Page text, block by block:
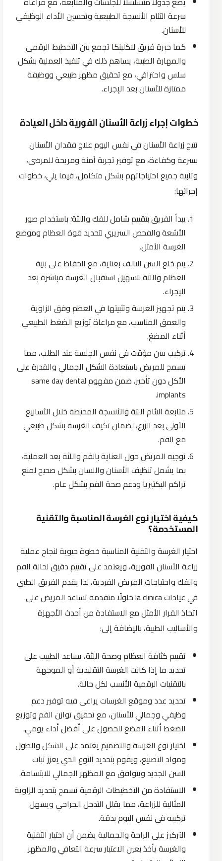
سرعة التئام الأنسجة الطبيعية وتحسين الأداء الوظيفي
للأسنان.
كما خبرة فريق لاكلينكا تجمع بين التخطيط الرقمي
والمهارة الطبية، يساهم ذلك في تنفيذ العملية بشكل
سلس واحترافي، مع تحقيق مظهر طبيعي ووظيفة
ممتازة للأسنان بعد الإجراء.
خطوات إجراء زراعة الأسنان الفورية داخل العيادة
تتيح زراعة الأسنان في نفس اليوم علاج فقدان الأسنان
بسرعة وكفاءة، مع توفير تجربة آمنة ومريحة للمرضى،
وتلبية جميع احتياجاتهم بشكل متكامل، فيما يلي، خطوات
إجرائها:
يبدأ الفريق بتقييم شامل للفك واللثة؛ باستخدام صور
الأشعة والفحص السريري لتحديد قوة العظام وموضع
الغرسة الأمثل.
يتم خلع السن التالف بعناية، مع الحفاظ على بنية
العظام واللثة لتسهيل استقبال الغرسة مباشرة بعد
الإجراء.
يتم تجهيز الغرسة وتثبيتها في العظم وفق الزاوية
والعمق المناسب، مع مراعاة توزيع الضغط الطبيعي
أثناء المضغ.
تركيب سن مؤقت في نفس الجلسة عند الطلب، مما
يسمح للمريض باستعادة الشكل الجمالي والقدرة على
الأكل دون تأخير، ضمن مفهوم same day dental
implants.
متابعة التئام اللثة والأنسجة المحيطة خلال الأسابيع
الأولى بعد الزرع، لضمان تكيف الغرسة بشكل طبيعي
مع الفم.
توجيه المريض حول العناية بالفم واللثة بعد العملية،
بما يشمل تنظيف الأسنان واللسان بشكل صحيح لمنع
تراكم البكتيريا ودعم صحة الفم بشكل عام.
كيفية اختيار نوع الغرسة المناسبة والتقنية
المستخدمة؟
اختيار الغرسة والتقنية المناسبة خطوة حيوية لنجاح عملية
زراعة الأسنان الفورية، ويعتمد على تقييم دقيق لحالة الفم
والفك واحتياجات المريض الفردية، لذا يقدم الفريق الطبي
في عيادات la clinica حلولًا متقدمة تساعد المريض على
اتخاذ القرار الأمثل مع الاستفادة من أحدث الأجهزة
والأساليب الطبية، بالإضافة إلى:
تقييم كثافة العظام وصحة اللثة، يساعد الطبيب على
تحديد ما إذا كانت الغرسة التقليدية أو الموجهة
بالتقنيات الرقمية الأنسب لكل حالة.
تحديد عدد وموقع الغرسات يراعى فيه توفير دعم
وظيفي وجمالي للأسنان، مع تحقيق توازن الفم وتوزيع
الضغط أثناء المضغ للحصول على أفضل أداء يومي.
اختيار نوع الغرسة والتصميم يعتمد على الشكل والطول
ومواد التصنيع، ويقوم بتحديد النوع الذي يعزز ثبات
السن الجديد ويتوافق مع المظهر الجمالي للابتسامة.
الاستفادة من التخطيطات الرقمية تسمح بتحديد الزاوية
المثالية للزراعة، مما يقلل التدخل الجراحي ويسهل
تركيبه في نفس اليوم بدقة.
التركيز على الراحة والجمالية يضمن أن اختيار التقنية
والغرسة يأخذ بعين الاعتبار سرعة التعافي والمظهر